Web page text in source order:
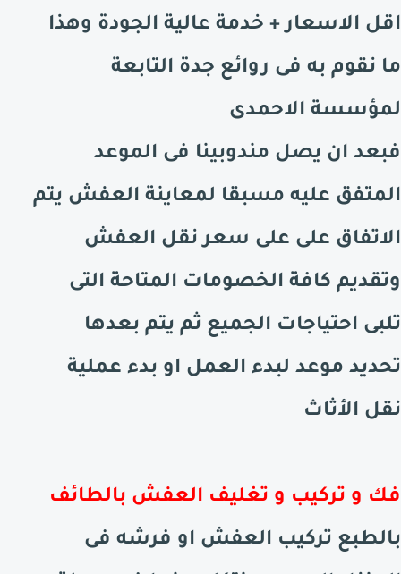
اقل الاسعار + خدمة عالية الجودة وهذا
ما نقوم به فى روائع جدة التابعة
لمؤسسة الاحمدى
فبعد ان يصل مندوبينا فى الموعد
المتفق عليه مسبقا لمعاينة العفش يتم
الاتفاق على على سعر نقل العفش
وتقديم كافة الخصومات المتاحة التى
تلبى احتياجات الجميع ثم يتم بعدها
تحديد موعد لبدء العمل او بدء عملية
نقل الأثاث
فك و تركيب و تغليف العفش بالطائف
بالطبع تركيب العفش او فرشه فى